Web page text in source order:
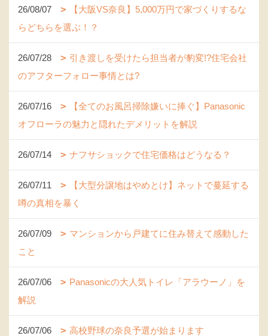
26/08/07
【大阪VS奈良】5,000万円で家づくりするな
らどちらを選ぶ！？
26/07/28
引き渡しを受けたら担当者が豹変!?住宅会社
のアフターフォロー事情とは?
26/07/16
【全てのお風呂掃除嫌いに捧ぐ】Panasonic
オフローラの魅力と隠れたデメリットを解説
26/07/14 ナフサショックで住宅価格はどうなる？
26/07/11
【大型分譲地はやめとけ】ネットで蔓延する
噂の真相を暴く
26/07/09
マンションから戸建てに住み替えて感動した
こと
26/07/06
Panasonicの大人気トイレ「アラウーノ」を
解説
26/07/06 高校野球の奈良予選が始まります